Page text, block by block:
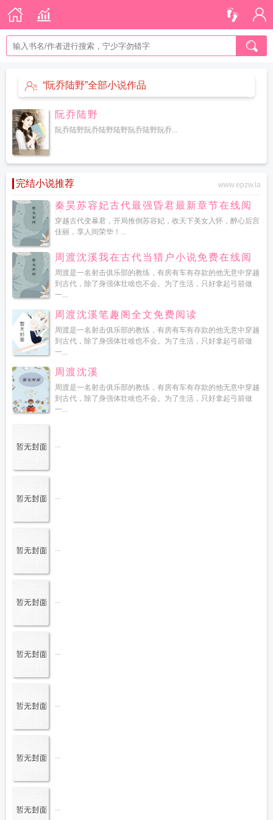
“阮乔陆野”全部小说作品
阮乔陆野
阮乔陆野阮乔陆野陆野阮乔陆野阮乔...
完结小说推荐 www.epzw.la
秦昊苏容妃古代最强昏君最新章节在线阅
读
穿越古代变暴君，开局推倒苏容妃，收天下美女入怀，醉心后宫
佳丽，享人间荣华！...
周渡沈溪我在古代当猎户小说免费在线阅
读
周渡是一名射击俱乐部的教练，有房有车有存款的他无意中穿越
到古代，除了身强体壮啥也不会。为了生活，只好拿起弓箭做
一...
周渡沈溪笔趣阁全文免费阅读
周渡是一名射击俱乐部的教练，有房有车有存款的他无意中穿越
到古代，除了身强体壮啥也不会。为了生活，只好拿起弓箭做
一...
周渡沈溪
周渡是一名射击俱乐部的教练，有房有车有存款的他无意中穿越
到古代，除了身强体壮啥也不会。为了生活，只好拿起弓箭做
一...
...
...
...
...
...
...
...
...